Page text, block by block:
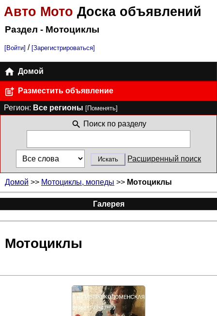
Авто Мото Доска объявлений
Раздел - Мотоциклы
[Войти] / [Зарегистрироваться]
Домой
Разместить объявление
Регион: Все регионы [Поменять]
Поиск по разделу
Расширенный поиск
Домой >> Мотоциклы, мопеды >> Мотоциклы
Галерея
Мотоциклы